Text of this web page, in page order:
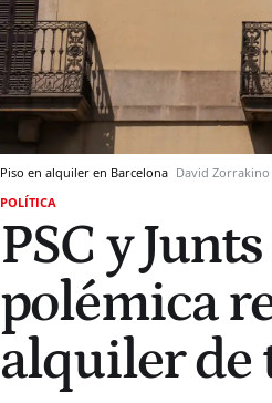
Piso en alquiler en Barcelona David Zorrakino
POLÍTICA
PSC y
polémica
alquiler de